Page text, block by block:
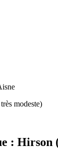
modeste)
: Hirson